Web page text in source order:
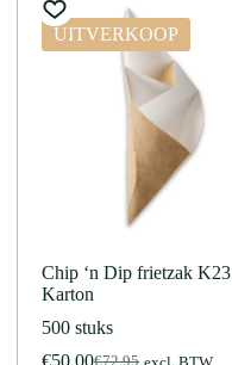
UITVERKOOP
Chip ‘n Dip frietzak K23
Karton
500 stuks
€72,95